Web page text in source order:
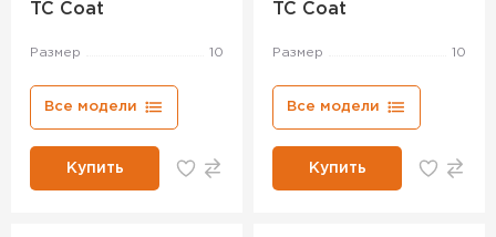
TC Coat
Размер 10
Все модели
Купить
TC Coat
Размер 10
Все модели
Купить